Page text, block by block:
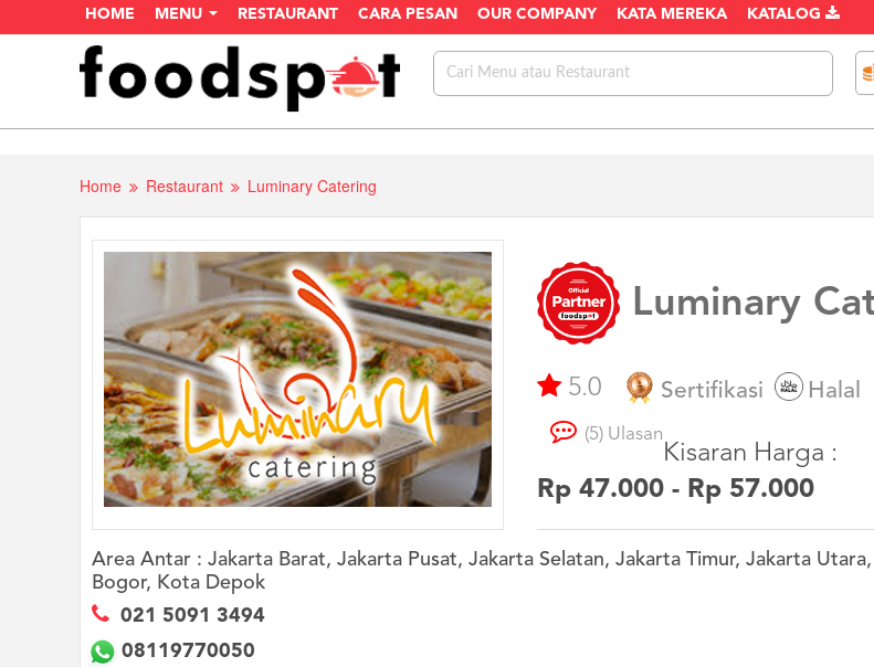
HOME MENU RESTAURANT CARA PESAN OUR COMPANY KATA MEREKA KATALOG
Home Restaurant Luminary Catering
Luminary
5.0 Sertifikasi Halal
(5) Ulasan
Kisaran Harga :
Rp 47.000 - Rp 57.000
Area Antar : Jakarta Barat, Jakarta Pusat, Jakarta Selatan, Jakarta Timur, Jakarta
Bogor, Kota Depok
021 5091 3494
08119770050